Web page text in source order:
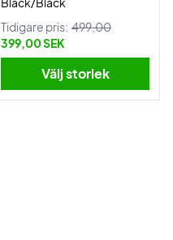
Tidigare pris: 499,00
399,00 SEK
Välj storlek